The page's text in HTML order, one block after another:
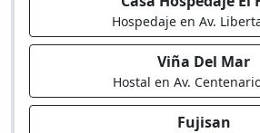
Hospedaje en Av.
Viña Del Mar
Hostal en Av.
Fujisan